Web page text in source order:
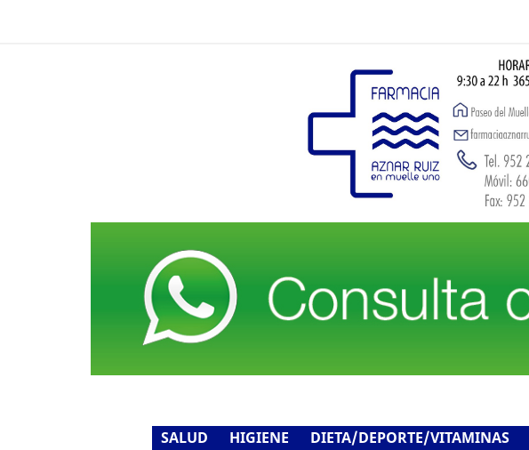
SALUD HIGIENE DIETA/DEPORTE/VITAMINAS